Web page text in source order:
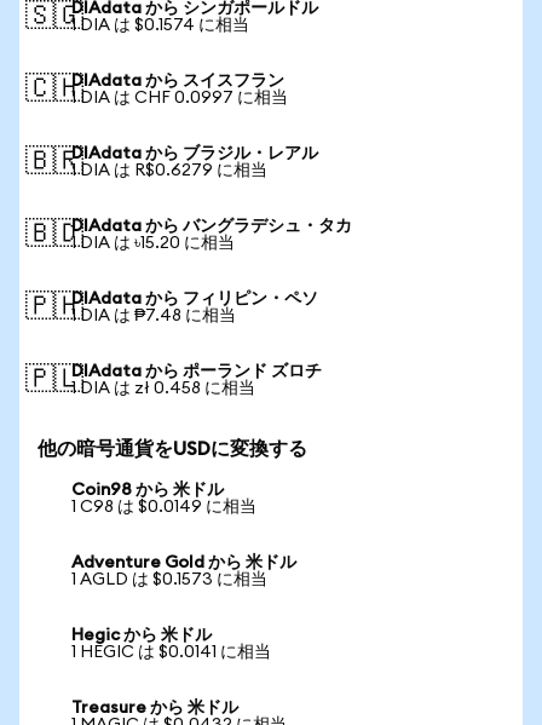
🇸🇬DIAdata から シンガポールドル
1 DIA は $0.1574 に相当
🇨🇭DIAdata から スイスフラン
1 DIA は CHF 0.0997 に相当
🇧🇷DIAdata から ブラジル・レアル
1 DIA は R$0.6279 に相当
🇧🇩DIAdata から バングラデシュ・タカ
1 DIA は ৳15.20 に相当
🇵🇭DIAdata から フィリピン・ペソ
1 DIA は ₱7.48 に相当
🇵🇱DIAdata から ポーランド ズロチ
1 DIA は zł 0.458 に相当
他の暗号通貨をUSDに変換する
Coin98 から 米ドル
1 C98 は $0.0149 に相当
Adventure Gold から 米ドル
1 AGLD は $0.1573 に相当
Hegic から 米ドル
1 HEGIC は $0.0141 に相当
Treasure から 米ドル